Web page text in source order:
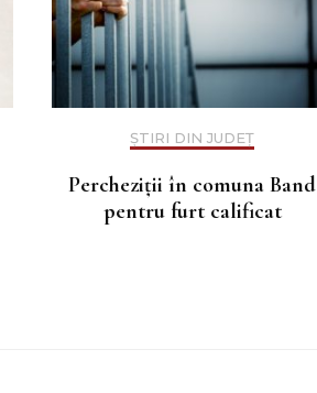
ȘTIRI DIN JUDEȚ
Percheziții în comuna Band
pentru furt calificat